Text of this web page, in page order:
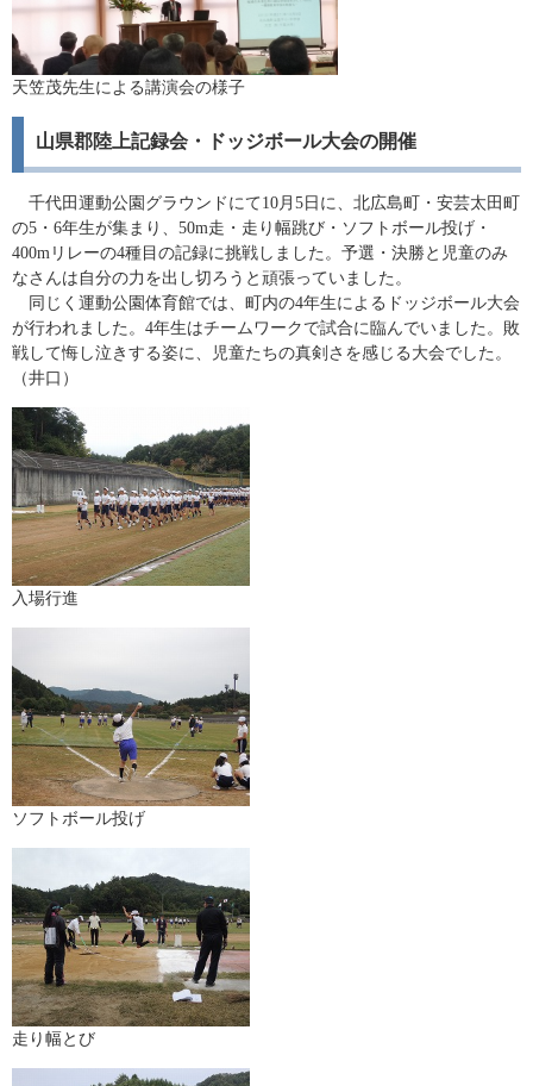
天笠茂先生による講演会の様子
山県郡陸上記録会・ドッジボール大会の開催
千代田運動公園グラウンドにて10月5日に、北広島町・安芸太田町
の5・6年生が集まり、50m走・走り幅跳び・ソフトボール投げ・
400mリレーの4種目の記録に挑戦しました。予選・決勝と児童のみ
なさんは自分の力を出し切ろうと頑張っていました。
同じく運動公園体育館では、町内の4年生によるドッジボール大会
が行われました。4年生はチームワークで試合に臨んでいました。敗
戦して悔し泣きする姿に、児童たちの真剣さを感じる大会でした。
（井口）
入場行進
ソフトボール投げ
走り幅とび